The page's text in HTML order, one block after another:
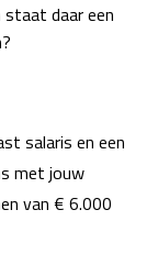
daar een
salaris en een
met jouw
van € 6.000